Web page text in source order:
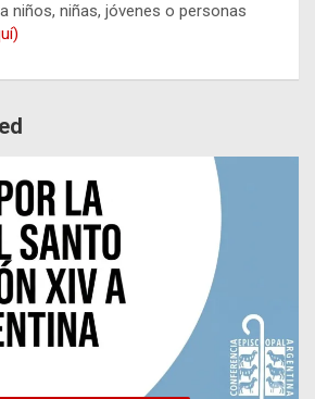
niños, niñas, jóvenes o personas